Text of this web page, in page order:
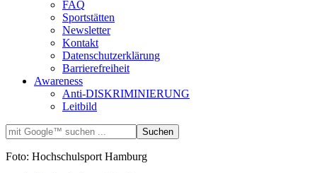
FAQ
Sportstätten
Newsletter
Kontakt
Datenschutzerklärung
Barrierefreiheit
Awareness
Anti-DISKRIMINIERUNG
Leitbild
Foto: Hochschulsport Hamburg